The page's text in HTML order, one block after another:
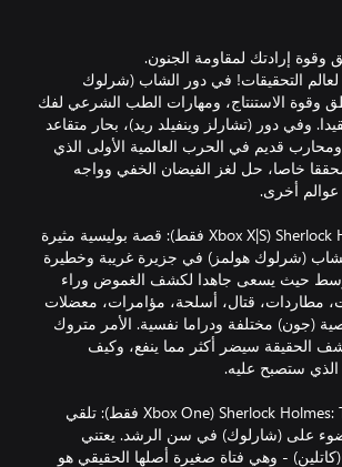
التحقيقات! في دور الشاب (شرلوك
وقوة الاستنتاج، ومهارات الطب الشرعي لفك
وفي دور (تشارلز وينفيلد ريد)، بحار متقاعد
ومحارب قديم في الحرب العالمية الأولى الذي
خاصا، حل لغز الفيضان الخفي وواجه
Sherlock Holmes Chapter One (Xbox X|S فقط): قصة بوليسية مثيرة
(شرلوك هولمز) في جزيرة غريبة وخطيرة
حيث يسعى جاهدا لكشف الغموض وراء
مطاردات، قتال، أسلحة، مؤامرات، معضلات
(جون) مختلفة ودراما نفسية. الأمر متروك
الحقيقة سيضر أكثر مما ينفع، وكيف
Sherlock Holmes: The Devil's Daughter (Xbox One فقط): تلقي
على (شارلوك) في سن الرشد. يعتني
- وهي فتاة صغيرة أصلها الحقيقي هو